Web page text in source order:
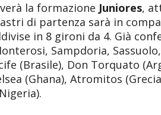
la formazione Juniores,
di partenza sarà in
in 8 gironi da 4. Già
Sampdoria,
(Brasile), Don Torquato
(Ghana), Atromitos